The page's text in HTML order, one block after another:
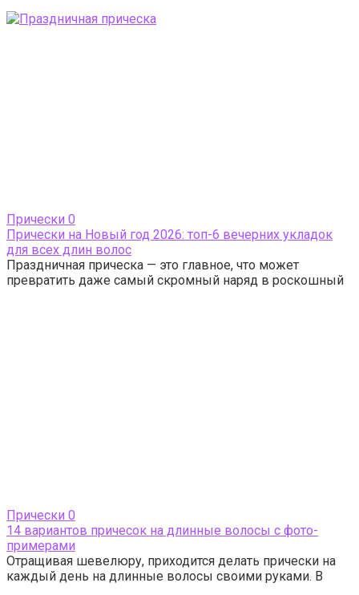
Прически 0
Прически на Новый год 2026: топ-6 вечерних укладок
для всех длин волос
Праздничная прическа — это главное, что может
превратить даже самый скромный наряд в роскошный
Прически 0
14 вариантов причесок на длинные волосы с фото-
примерами
Отращивая шевелюру, приходится делать прически на
каждый день на длинные волосы своими руками. В